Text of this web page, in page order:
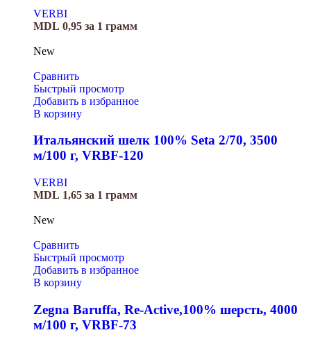
VERBI
MDL 0,95 за 1 грамм
New
Сравнить
Быстрый просмотр
Добавить в избранное
В корзину
Итальянский шелк 100% Seta 2/70, 3500
м/100 г, VRBF-120
VERBI
MDL 1,65 за 1 грамм
New
Сравнить
Быстрый просмотр
Добавить в избранное
В корзину
Zegna Baruffa, Re-Active,100% шерсть, 4000
м/100 г, VRBF-73